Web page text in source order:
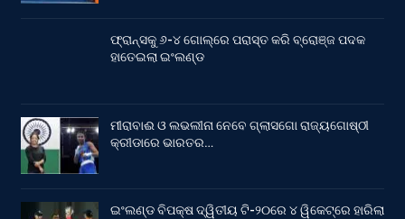
ଫ୍ରାନ୍ସକୁ ୬-୪ ଗୋଲ୍‌ରେ ପରାସ୍ତ କରି ବ୍ରୋଞ୍ଜ ପଦକ
ହାତେଇଲା ଇଂଲଣ୍ଡ
ମୀରାବାଈ ଓ ଲଭଲୀନା ନେବେ ଗ୍ଲାସଗୋ ରାଜ୍ୟଗୋଷ୍ଠୀ
କ୍ରୀଡାରେ ଭାରତର…
ଇଂଲଣ୍ଡ ବିପକ୍ଷ ଦ୍ୱିତୀୟ ଟି-୨୦ରେ ୪ ୱିକେଟ୍‌ରେ ହାରିଲା